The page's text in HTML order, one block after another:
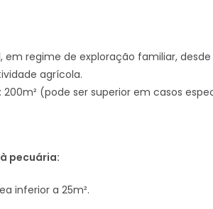
em regime de exploração familiar,
agrícola.
(pode ser superior em casos
pecuária:
inferior a 25m².